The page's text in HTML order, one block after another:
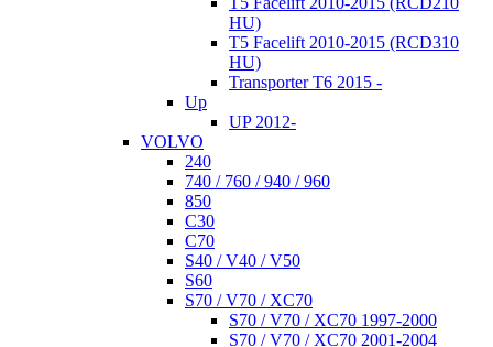
HU)
T5 Facelift 2010-2015 (RCD310
HU)
Transporter T6 2015 -
Up
UP 2012-
VOLVO
240
740 / 760 / 940 / 960
850
C30
C70
S40 / V40 / V50
S60
S70 / V70 / XC70
S70 / V70 / XC70 1997-2000
S70 / V70 / XC70 2001-2004